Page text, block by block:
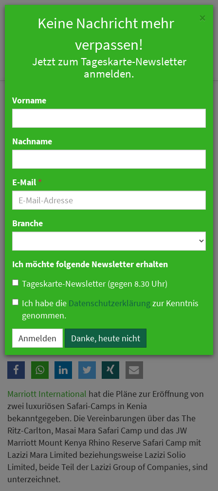
Marriott erweitert Safari-
Portfolio in Kenia
25. Februar 2025 10:56 Uhr| Hotellerie
Marriott erweitert Luxus-Safari-Portfolio in Kenia
Marriott International hat die Pläne zur Eröffnung von
zwei luxuriösen Safari-Camps in Kenia
bekanntgegeben. Die Vereinbarungen über das The
Ritz-Carlton, Masai Mara Safari Camp und das JW
Marriott Mount Kenya Rhino Reserve Safari Camp mit
Lazizi Mara Limited beziehungsweise Lazizi Solio
Limited, beide Teil der Lazizi Group of Companies, sind
unterzeichnet.
×
Keine Nachricht mehr
verpassen!
Jetzt zum Tageskarte-Newsletter
anmelden.
Vorname
Nachname
E-Mail *
Branche
Ich möchte folgende Newsletter erhalten
Tageskarte-Newsletter (gegen 8.30 Uhr)
Ich habe die Datenschutzerklärungzur Kenntnis
genommen.
Anmelden Danke, heute nicht